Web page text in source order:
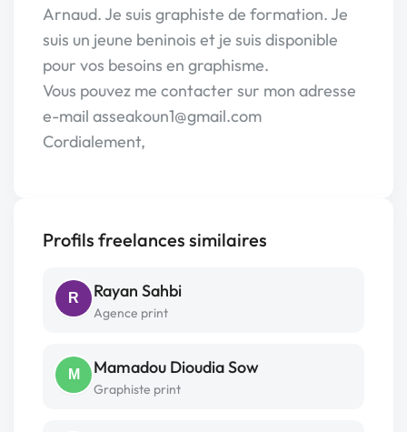
Arnaud. Je suis graphiste de formation. Je
suis un jeune beninois et je suis disponible
pour vos besoins en graphisme.
Vous pouvez me contacter sur mon adresse
e-mail asseakoun1@gmail.com
Cordialement,
Profils freelances similaires
R Rayan Sahbi
Agence print
M Mamadou Dioudia Sow
Graphiste print